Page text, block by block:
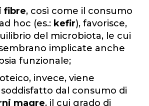
fibre, così come il consumo
hoc (es.: kefir), favorisce,
del microbiota, le cui
implicate anche
funzionale;
invece, viene
dal consumo di
magre, il cui grado di